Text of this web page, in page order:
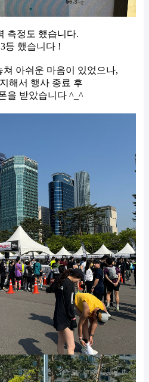
측정도 했습니다.
3등 했습니다 !
쳐 아쉬운 마음이 있었으나,
해서 행사 종료 후
을 받았습니다 ^_^